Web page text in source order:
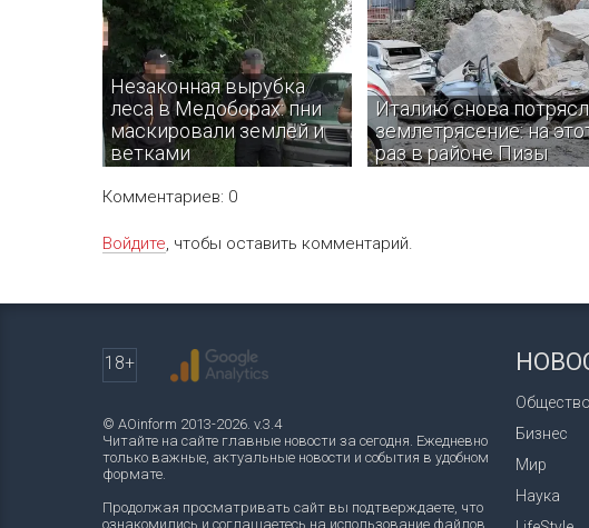
Незаконная вырубка
леса в Медоборах: пни
маскировали землей и
ветками
правоохранители разоблачили
природного заповедника
Медоборы.
Италию снова
землетрясение: на
раз в районе Пизы
нескольких провинций,
Комментариев: 0
Войдите, чтобы оставить комментарий.
18+
© AOinform 2013-2026. v.3.4
Читайте на сайте главные новости за сегодня. Ежедневно
только важные, актуальные новости и события в удобном
формате.
Продолжая просматривать сайт вы подтверждаете, что
ознакомились и соглашаетесь на использование файлов
Общество
Бизнес
Мир
Наука